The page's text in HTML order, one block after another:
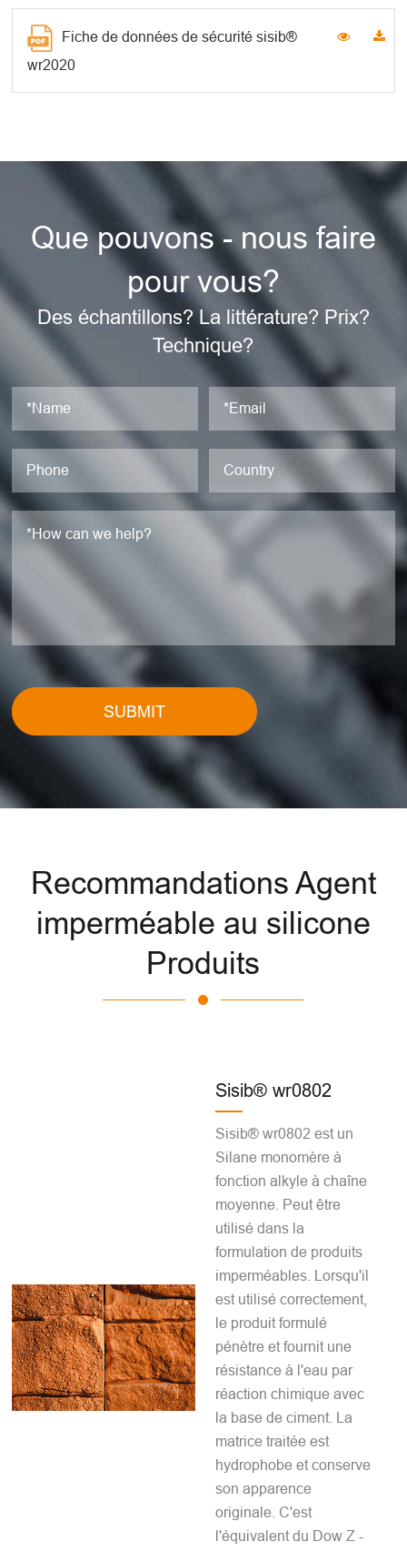
Fiche de données de sécurité sisib®
wr2020
Que pouvons - nous faire
pour vous?
Des échantillons? La littérature? Prix?
Technique?
SUBMIT
Recommandations Agent
imperméable au silicone
Produits
Sisib® wr0802
Sisib® wr0802 est un
Silane monomère à
fonction alkyle à chaîne
moyenne. Peut être
utilisé dans la
formulation de produits
imperméables. Lorsqu'il
est utilisé correctement,
le produit formulé
pénètre et fournit une
résistance à l'eau par
réaction chimique avec
la base de ciment. La
matrice traitée est
hydrophobe et conserve
son apparence
originale. C'est
l'équivalent du Dow Z -